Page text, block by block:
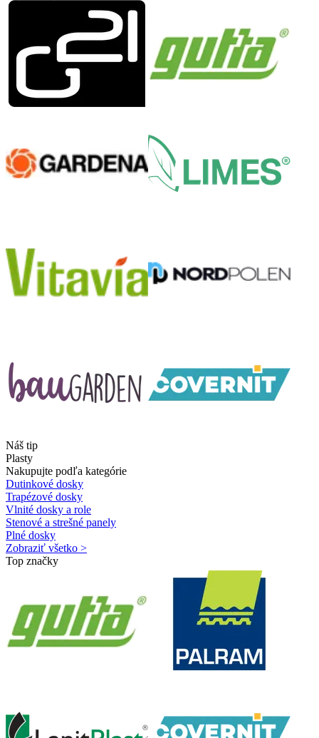
Náš tip
Plasty
Nakupujte podľa kategórie
Dutinkové dosky
Trapézové dosky
Vlnité dosky a role
Stenové a strešné panely
Plné dosky
Zobraziť všetko >
Top značky